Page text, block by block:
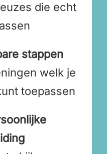
die echt
stappen
welk je
toepassen